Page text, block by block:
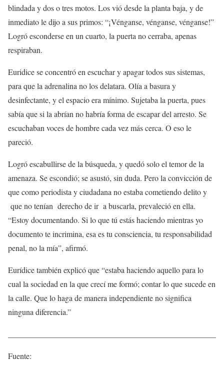
blindada y dos o tres motos. Los vió desde la planta baja, y de
inmediato le dijo a sus primos: “¡Vénganse, vénganse, vénganse!”
Logró esconderse en un cuarto, la puerta no cerraba, apenas
respiraban.
Euridice se concentró en escuchar y apagar todos sus sistemas,
para que la adrenalina no los delatara. Olía a basura y
desinfectante, y el espacio era mínimo. Sujetaba la puerta, pues
sabía que si la abrían no habría forma de escapar del arresto. Se
escuchaban voces de hombre cada vez más cerca. O eso le
pareció.
Logró escabullirse de la búsqueda, y quedó solo el temor de la
amenaza. Se escondió; se asustó, sin duda. Pero la convicción de
que como periodista y ciudadana no estaba cometiendo delito y
que no tenían derecho de ir a buscarla, prevaleció en ella.
“Estoy documentando. Si lo que tú estás haciendo mientras yo
documento te incrimina, esa es tu consciencia, tu responsabilidad
penal, no la mía”, afirmó.
Eurídice también explicó que “estaba haciendo aquello para lo
cual la sociedad en la que crecí me formó; contar lo que sucede en
la calle. Que lo haga de manera independiente no significa
ninguna diferencia.”
Fuente: